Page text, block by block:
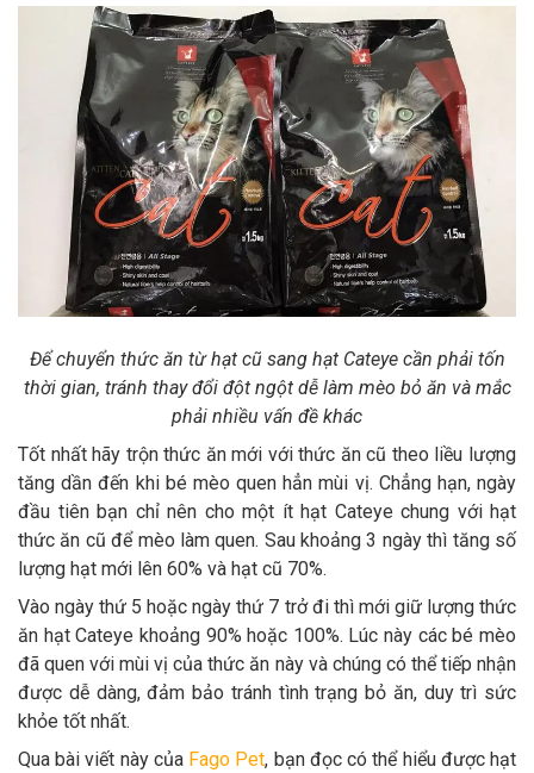
Để chuyển thức ăn từ hạt cũ sang hạt Cateye cần phải tốn
thời gian, tránh thay đổi đột ngột dễ làm mèo bỏ ăn và mắc
phải nhiều vấn đề khác
Tốt nhất hãy trộn thức ăn mới với thức ăn cũ theo liều lượng
tăng dần đến khi bé mèo quen hẳn mùi vị. Chẳng hạn, ngày
đầu tiên bạn chỉ nên cho một ít hạt Cateye chung với hạt
thức ăn cũ để mèo làm quen. Sau khoảng 3 ngày thì tăng số
lượng hạt mới lên 60% và hạt cũ 70%.
Vào ngày thứ 5 hoặc ngày thứ 7 trở đi thì mới giữ lượng thức
ăn hạt Cateye khoảng 90% hoặc 100%. Lúc này các bé mèo
đã quen với mùi vị của thức ăn này và chúng có thể tiếp nhận
được dễ dàng, đảm bảo tránh tình trạng bỏ ăn, duy trì sức
khỏe tốt nhất.
Qua bài viết này của Fago Pet, bạn đọc có thể hiểu được hạt